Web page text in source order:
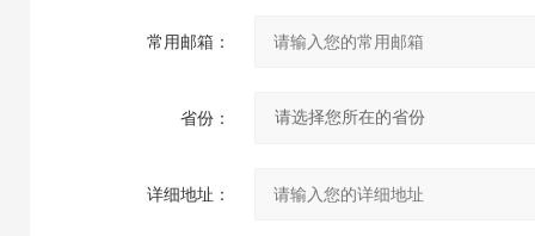
常用邮箱：
省份：
详细地址：